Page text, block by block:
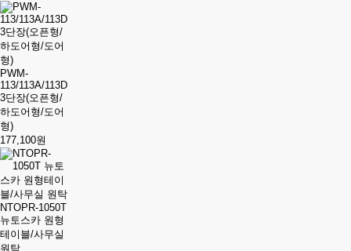
PWM-
113/113A/113D
3단장(오픈형/
하도어형/도어
형)
177,100원
NTOPR-1050T
뉴토스카 원형
테이블/사무실
원탁